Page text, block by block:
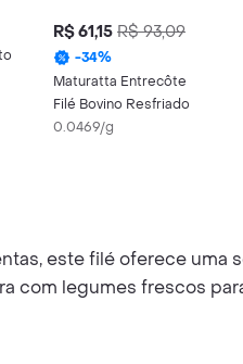
R$ 61,15 R$ 93,09
-34%
Maturatta Entrecôte
Filé Bovino Resfriado
0.0469/g
este filé oferece uma
com legumes frescos